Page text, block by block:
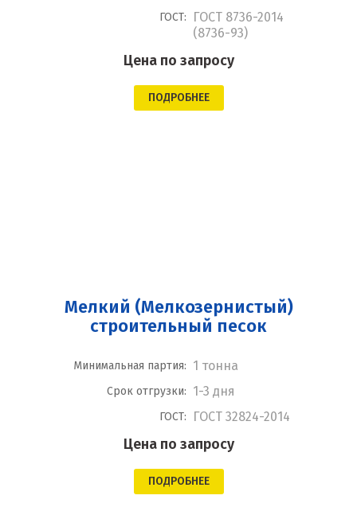
ГОСТ:
ГОСТ 8736-2014
(8736-93)
Цена по запросу
ПОДРОБНЕЕ
Мелкий (Мелкозернистый)
строительный песок
Минимальная партия: 1 тонна
Срок отгрузки: 1-3 дня
ГОСТ: ГОСТ 32824-2014
Цена по запросу
ПОДРОБНЕЕ